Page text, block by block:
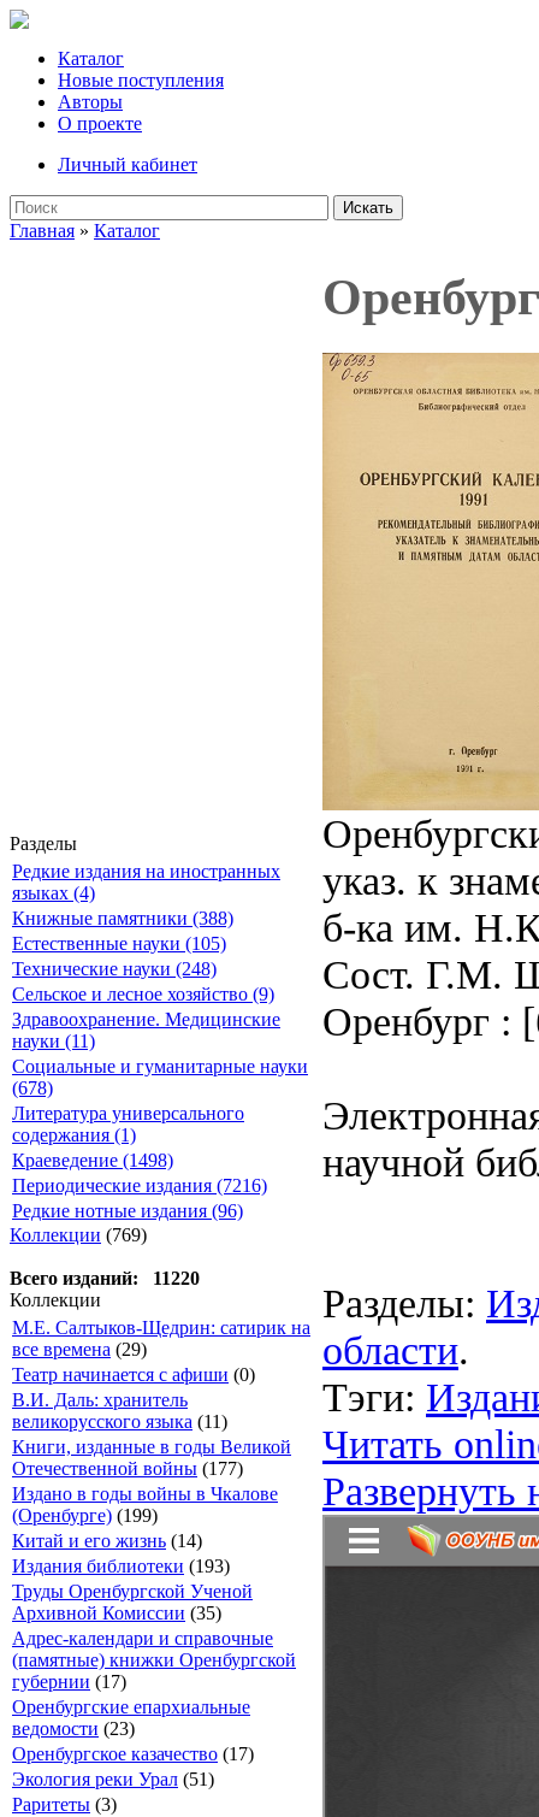
Каталог
Новые поступления
Авторы
О проекте
Личный кабинет
Искать
Главная » Каталог
Разделы
Редкие издания на иностранных
языках (4)
Книжные памятники (388)
Естественные науки (105)
Технические науки (248)
Сельское и лесное хозяйство (9)
Здравоохранение. Медицинские
науки (11)
Социальные и гуманитарные науки
(678)
Литература универсального
содержания (1)
Краеведение (1498)
Периодические издания (7216)
Редкие нотные издания (96)
Коллекции (769)
Всего изданий: 11220
Коллекции
М.Е. Салтыков-Щедрин: сатирик на
все времена (29)
Театр начинается с афиши (0)
В.И. Даль: хранитель
великорусского языка (11)
Книги, изданные в годы Великой
Отечественной войны (177)
Издано в годы войны в Чкалове
(Оренбурге) (199)
Китай и его жизнь (14)
Издания библиотеки (193)
Труды Оренбургской Ученой
Архивной Комиссии (35)
Адрес-календари и справочные
(памятные) книжки Оренбургской
губернии (17)
Оренбургские епархиальные
ведомости (23)
Оренбургское казачество (17)
Экология реки Урал (51)
Раритеты (3)
указ. к
б-ка им.
Сост. Г.М.
Оренбург :
научной
Разделы:
области.
Тэги:
Читать
Развернуть